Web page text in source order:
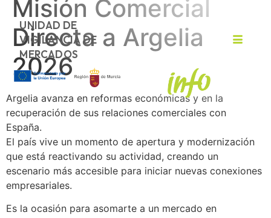
UNIDAD DE
VIGILANCIA DE
MERCADOS
Misión Comercial
Directa a Argelia
2026
Argelia avanza en reformas económicas y en la
recuperación de sus relaciones comerciales con
España.
El país vive un momento de apertura y modernización
que está reactivando su actividad, creando un
escenario más accesible para iniciar nuevas conexiones
empresariales.
Es la ocasión para asomarte a un mercado en